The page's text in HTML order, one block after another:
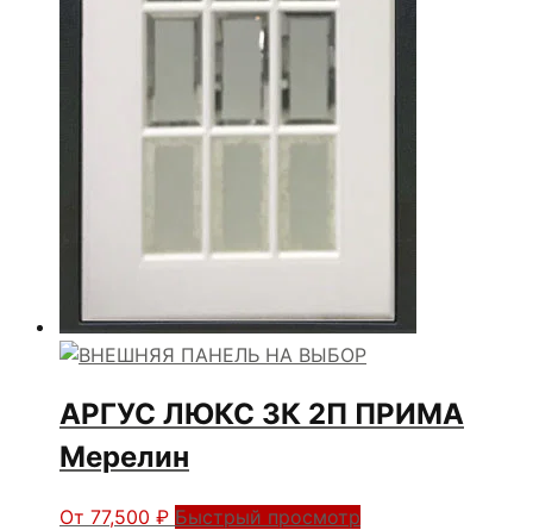
АРГУС ЛЮКС 3К 2П ПРИМА
Мерелин
От 77,500 ₽ Быстрый просмотр